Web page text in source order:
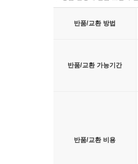
반품/교환 방법
반품/교환 가능기간
반품/교환 비용